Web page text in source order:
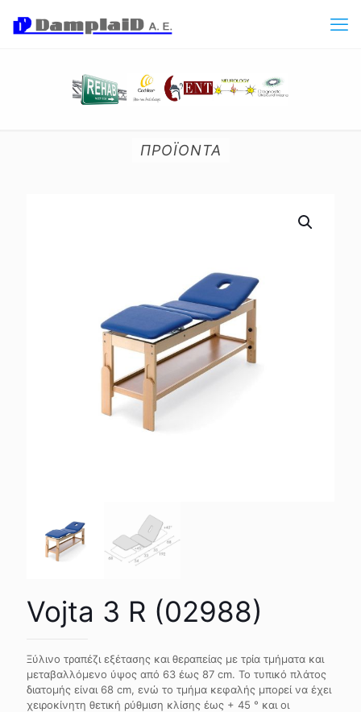
ΠΡΟΪΟΝΤΑ
Vojta 3 R (02988)
Ξύλινο τραπέζι εξέτασης και θεραπείας με τρία τμήματα και
μεταβαλλόμενο ύψος από 63 έως 87 cm. Το τυπικό πλάτος
διατομής είναι 68 cm, ενώ το τμήμα κεφαλής μπορεί να έχει
χειροκίνητη θετική ρύθμιση κλίσης έως + 45 ° και οι